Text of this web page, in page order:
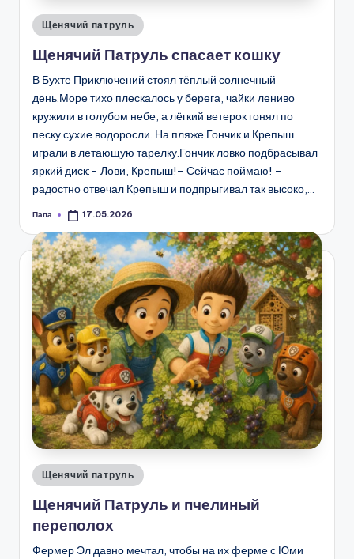
Опубликовано
Щенячий патруль
Щенячий Патруль спасает кошку
В Бухте Приключений стоял тёплый солнечный
день.Море тихо плескалось у берега, чайки лениво
кружили в голубом небе, а лёгкий ветерок гонял по
песку сухие водоросли. На пляже Гончик и Крепыш
играли в летающую тарелку.Гончик ловко подбрасывал
яркий диск:– Лови, Крепыш!– Сейчас поймаю! –
радостно отвечал Крепыш и подпрыгивал так высоко,…
Запись
Папа 17.05.2026
Опубликовано
Щенячий патруль
Щенячий Патруль и пчелиный
переполох
Фермер Эл давно мечтал, чтобы на их ферме с Юми